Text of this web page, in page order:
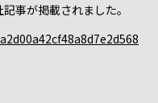
事が掲載されました。